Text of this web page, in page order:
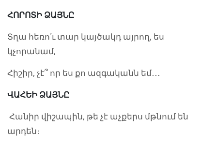
ՀՈՐՈՏԻ ՁԱՅՆԸ
Տղա հեռո՛ւ տար կայծակդ այրող, ես
կչորանամ,
Հիշիր, չէ՞ որ ես քո ազգականն եմ․․․
ՎԱՀԵԻ ՁԱՅՆԸ
Հանիր վիշապին, թե չէ աչքերս մթնում են
արդեն։